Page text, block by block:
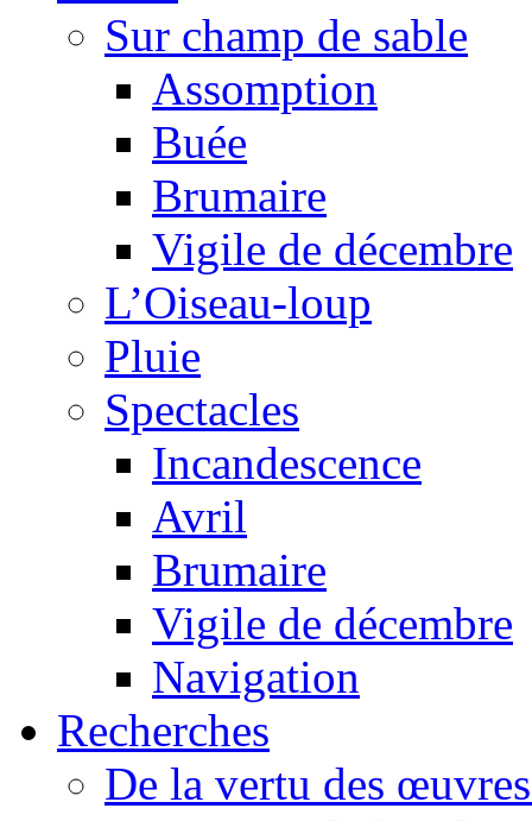
Sur champ de sable
Assomption
Buée
Brumaire
Vigile de décembre
L’Oiseau-loup
Pluie
Spectacles
Incandescence
Avril
Brumaire
Vigile de décembre
Navigation
Recherches
De la vertu des